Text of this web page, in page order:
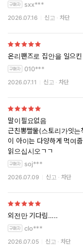
sxx***
2026.07.16 신고 차단
온리팬즈로 집안을 일으
010***
2026.07.11 신고 차단
말이필요없음
근친뽕빨물(스토리가잇
이 아이는 다양하게 먹여
읽으십시오ㄱㄱ
soj***
2026.07.09 신고 차단
외전만 기다림…..
clo***
2026.07.05 신고 차단